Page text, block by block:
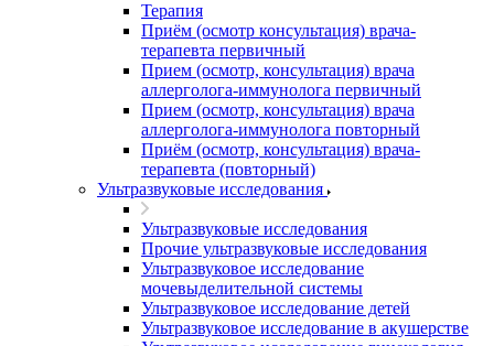
Терапия
Приём (осмотр консультация) врача-
терапевта первичный
Прием (осмотр, консультация) врача
аллерголога-иммунолога первичный
Прием (осмотр, консультация) врача
аллерголога-иммунолога повторный
Приём (осмотр, консультация) врача-
терапевта (повторный)
Ультразвуковые исследования
Ультразвуковые исследования
Прочие ультразвуковые исследования
Ультразвуковое исследование
мочевыделительной системы
Ультразвуковое исследование детей
Ультразвуковое исследование в акушерстве